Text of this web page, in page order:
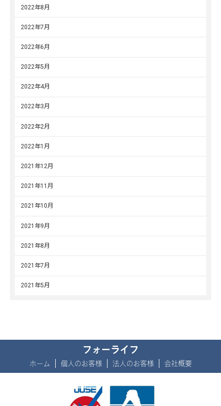
2022年8月
2022年7月
2022年6月
2022年5月
2022年4月
2022年3月
2022年2月
2022年1月
2021年12月
2021年11月
2021年10月
2021年9月
2021年8月
2021年7月
2021年5月
フォーライフ
ホーム 個人のお客様 法人のお客様 会社概要